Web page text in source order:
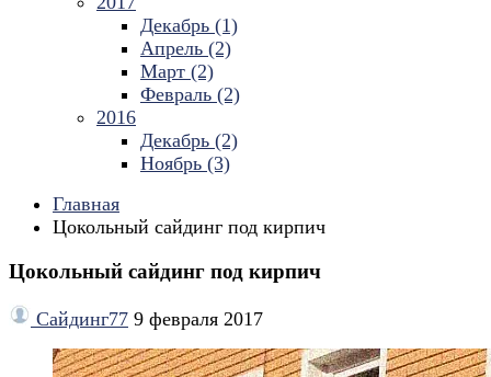
Декабрь (1)
Апрель (2)
Март (2)
Февраль (2)
2016
Декабрь (2)
Ноябрь (3)
Главная
Цокольный сайдинг под кирпич
Цокольный сайдинг под кирпич
Сайдинг77 9 февраля 2017